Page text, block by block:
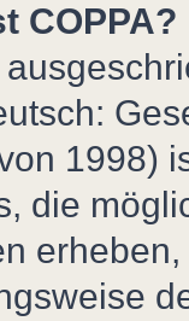
COPPA?
1998)
die